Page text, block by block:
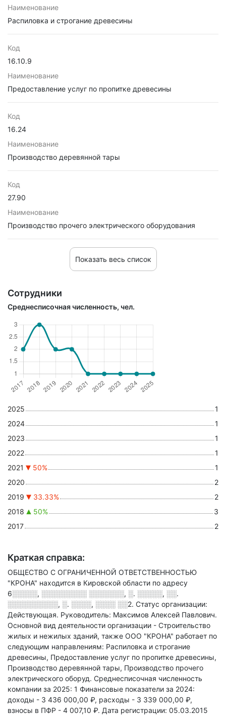
Наименование
Распиловка и строгание древесины
Код
16.10.9
Наименование
Предоставление услуг по пропитке древесины
Код
16.24
Наименование
Производство деревянной тары
Код
27.90
Наименование
Производство прочего электрического оборудования
Показать весь список
Сотрудники
Среднесписочная численность, чел.
2025
1
2024
1
2023
1
2022
1
2021
50%
1
2020
2
2019
33.33%
2
2018
50%
3
2017
2
Краткая справка:
ОБЩЕСТВО С ОГРАНИЧЕННОЙ ОТВЕТСТВЕННОСТЬЮ
"КРОНА" находится в Кировской области по адресу
6░░░░░, ░░░░░░░░░ ░░░░░░░, ░. ░░░░░, ░░.
░░░░░░░░░░, ░. ░░░░, ░░░░ ░░2. Статус организации:
Действующая. Руководитель: Максимов Алексей Павлович.
Основной вид деятельности организации - Строительство
жилых и нежилых зданий, также ООО "КРОНА" работает по
следующим направлениям: Распиловка и строгание
древесины, Предоставление услуг по пропитке древесины,
Производство деревянной тары, Производство прочего
электрического оборуд. Среднесписочная численность
компании за 2025: 1 Финансовые показатели за 2024:
доходы - 3 436 000,00 ₽, расходы - 3 339 000,00 ₽,
взносы в ПФР - 4 007,10 ₽. Дата регистрации: 05.03.2015